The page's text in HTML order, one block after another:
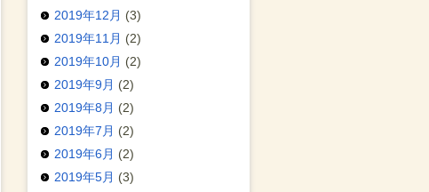
2019年12月 (3)
2019年11月 (2)
2019年10月 (2)
2019年9月 (2)
2019年8月 (2)
2019年7月 (2)
2019年6月 (2)
2019年5月 (3)